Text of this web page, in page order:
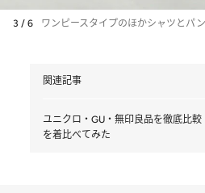
3 / 6 ワンピースタイプのほかシャツとパ
関連記事
ユニクロ・GU・無印良品を徹底比
を着比べてみた